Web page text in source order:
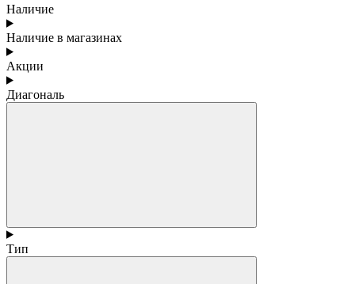
Наличие
Наличие в магазинах
Акции
Диагональ
Тип